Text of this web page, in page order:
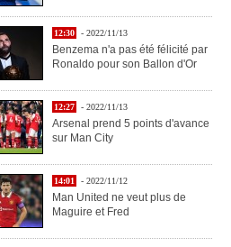
12:30 - 2022/11/13
Benzema n'a pas été félicité par
Ronaldo pour son Ballon d'Or
12:27 - 2022/11/13
Arsenal prend 5 points d'avance
sur Man City
14:01 - 2022/11/12
Man United ne veut plus de
Maguire et Fred